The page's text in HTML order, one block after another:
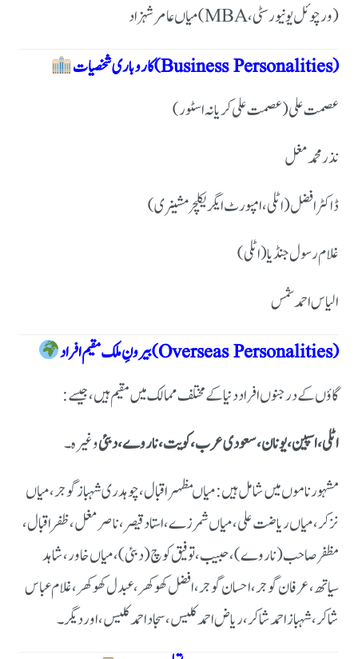
میاں عامر شہزاد (MBA، ورچوئل یونیورسٹی)
کاروباری شخصیات (Business Personalities)
عصمت علی (عصمت علی کریانہ اسٹور)
نذر محمد مغل
ڈاکٹر افضل (اٹلی، امپورٹ ایگریکلچر مشینری)
غلام رسول جنڈیا (اٹلی)
الیاس احمد شمس
بیرونِ ملک مقیم افراد (Overseas Personalities)
گاؤں کے درجنوں افراد دنیا کے مختلف ممالک میں مقیم ہیں، جیسے:
اٹلی، اسپین، یونان، سعودی عرب، کویت، ناروے، دبئیوغیرہ۔
مشہور ناموں میں شامل ہیں:میاںمظہر اقبال، چوہدری شہباز گوجر، میاں
نزکر، میاں ریاضت علی، میاں شمرزے، استاد قیصر، ناصر مغل، ظفر اقبال،
مظفر صاحب (ناروے)، حبیب، توفیق کوچ (دبئی)، میاں خاور، شاہد
سیاتھ، عرفان گوجر، احسان گوجر، افضل کھوکھر، عبدل کھوکھر، غلام عباس
شاکر، شہباز احمد شاکر، ریاض احمد کلیس، سجاد احمد کلیس، اور دیگر۔